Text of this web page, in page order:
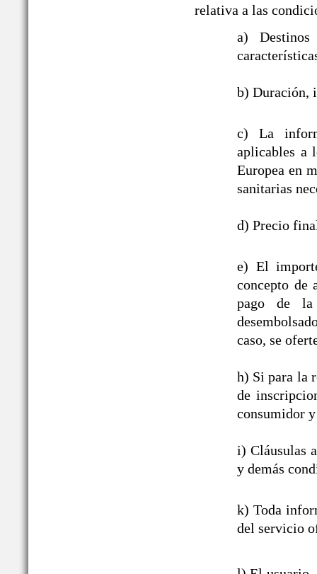
relativa a las
a)
b) Duración,
c) La
aplicables a
Europea en
sanitarias
d) Precio
e) El
concepto de
pago de
caso, se
h) Si para la
de
consumidor
i) Cláusulas
y demás
k) Toda
del servicio